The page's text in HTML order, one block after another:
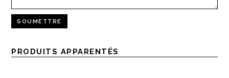
PRODUITS APPARENTÉS